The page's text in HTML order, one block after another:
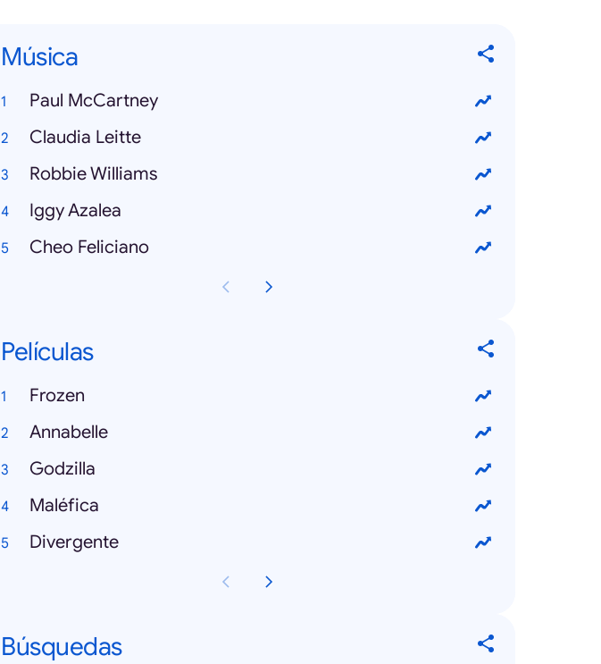
Música
Paul McCartney
Claudia Leitte
Robbie Williams
Iggy Azalea
Cheo Feliciano
Películas
Frozen
Annabelle
Godzilla
Maléfica
Divergente
Búsquedas